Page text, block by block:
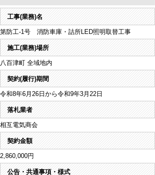
工事(業務)名
第防工-1号 消防車庫・詰所LED照明取替工事
施工(業務)場所
八百津町 全域地内
契約(履行)期間
令和8年6月26日から令和9年3月22日
落札業者
相互電気商会
契約金額
2,860,000円
公告・共通事項・様式